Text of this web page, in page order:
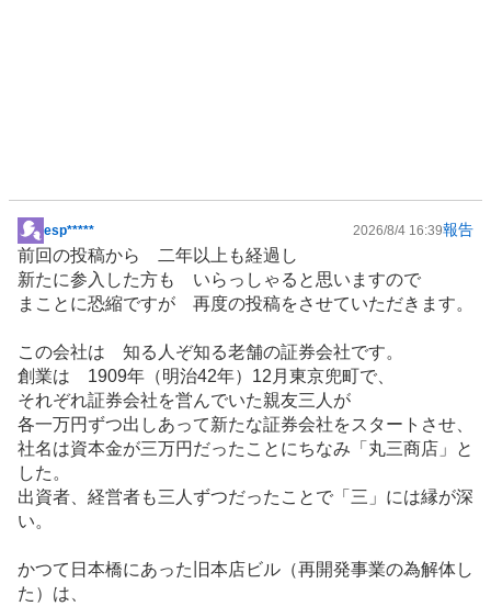
掲
示
板
記
esp***** 2026/8/4 16:39報告
前回の投稿から 二年以上も経過し
新たに参入した方も いらっしゃると思いますので
まことに恐縮ですが 再度の投稿をさせていただきます。
この会社は 知る人ぞ知る老舗の証券会社です。
創業は 1909年（明治42年）12月東京兜町で、
それぞれ証券会社を営んでいた親友三人が
各一万円ずつ出しあって新たな証券会社をスタートさせ、
社名は資本金が三万円だったことにちなみ「丸三商店」と
した。
出資者、経営者も三人ずつだったことで「三」には縁が深
い。
かつて日本橋にあった旧本店ビル（再開発事業の為解体し
た）は、